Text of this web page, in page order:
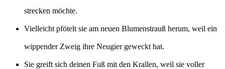
strecken möchte.
Vielleicht pfötelt sie am neuen Blumenstrauß herum, weil ein
wippender Zweig ihre Neugier geweckt hat.
Sie greift sich deinen Fuß mit den Krallen, weil sie voller